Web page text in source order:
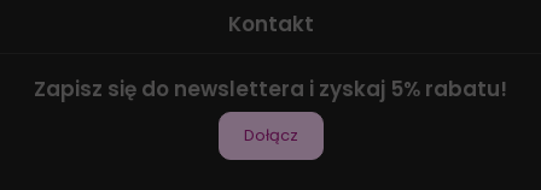
Kontakt
Zapisz się do newslettera i zyskaj 5% rabatu!
Dołącz